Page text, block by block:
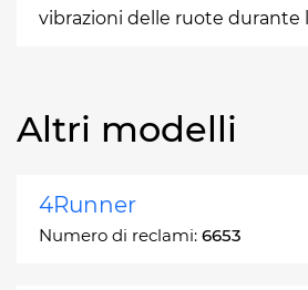
vibrazioni delle ruote durante
Altri modelli
4Runner
Numero di reclami: 6653